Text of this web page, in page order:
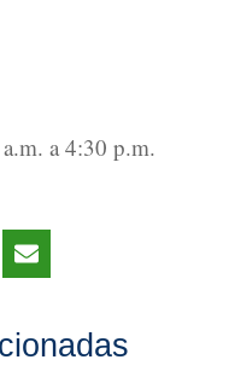
a 4:30 p.m.